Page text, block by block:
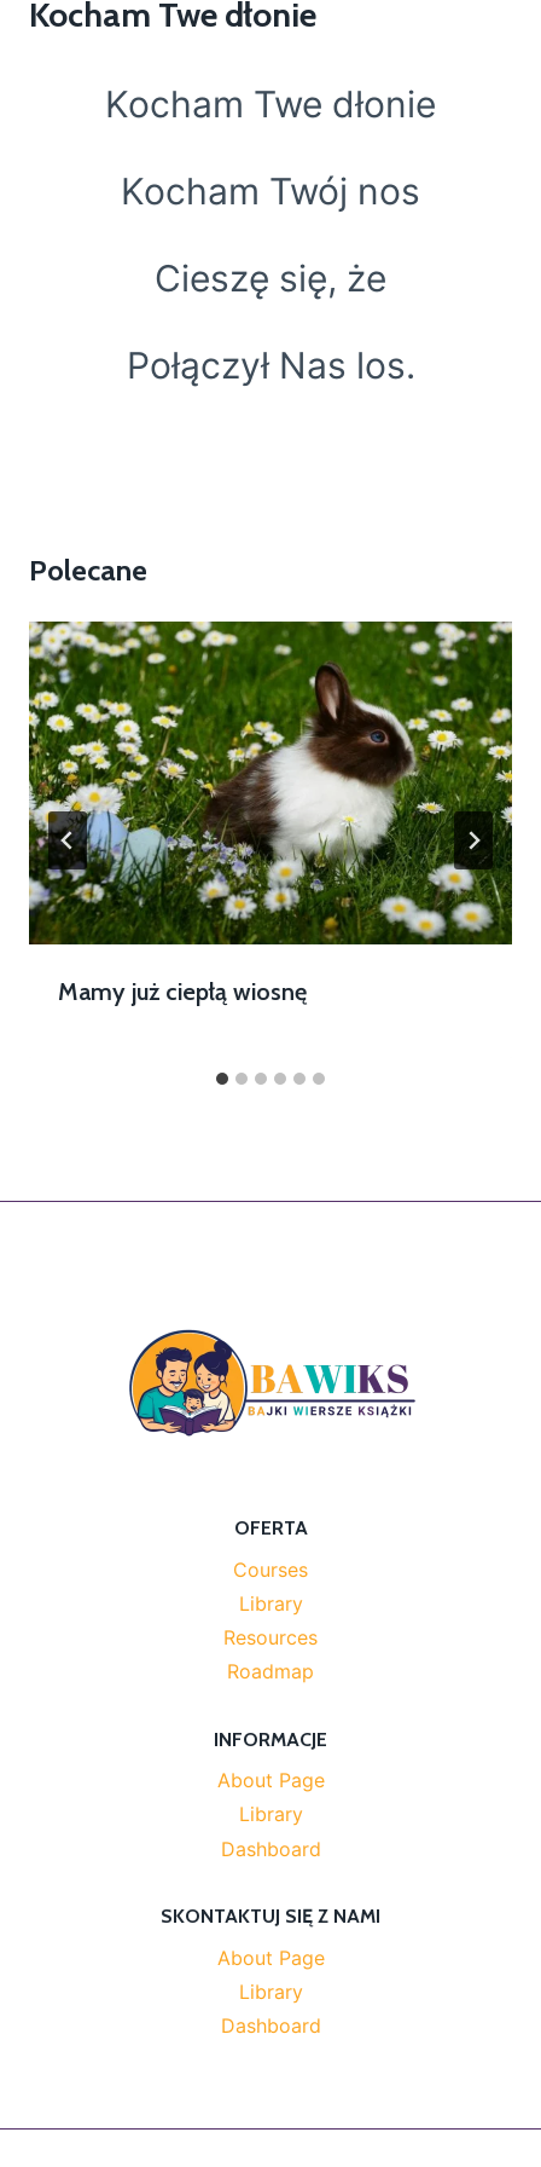
Kocham Twe dłonie
Kocham Twe dłonie
Kocham Twój nos
Cieszę się, że
Połączył Nas los.
Polecane
Mamy już ciepłą wiosnę
OFERTA
Courses
Library
Resources
Roadmap
INFORMACJE
About Page
Library
Dashboard
SKONTAKTUJ SIĘ Z NAMI
About Page
Library
Dashboard